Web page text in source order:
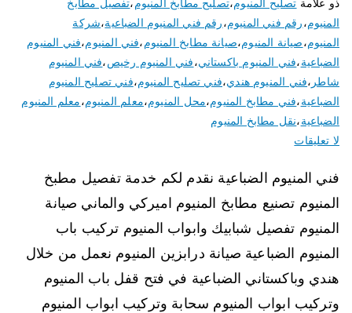
ذو علامة تصليح المنيوم،تصليح مطابخ المنيوم،تفصيل مطابخ
المنيوم،رقم فني المنيوم،رقم فني المنيوم الضباعية،شركة
المنيوم،صيانة المنيوم،صيانة مطابخ المنيوم،فني المنيوم،فني المنيوم
الضباعية،فني المنيوم باكستاني،فني المنيوم رخيص،فني المنيوم
شاطر ،فني المنيوم هندي،فني تصليح المنيوم،فني تصليح المنيوم
الضباعية،فني مطابخ المنيوم،محل المنيوم،معلم المنيوم،معلم المنيوم
الضباعية،نقل مطابخ المنيوم
لا تعليقات
فني المنيوم الضباعية نقدم لكم خدمة تفصيل مطبخ
المنيوم تصنيع مطابخ المنيوم اميركي والماني صيانة
المنيوم تفصيل شبابيك وابواب المنيوم تركيب باب
المنيوم الضباعية صيانة درابزين المنيوم نعمل من خلال
هندي وباكستاني الضباعية في فتح قفل باب المنيوم
وتركيب ابواب المنيوم سحابة وتركيب ابواب المنيوم